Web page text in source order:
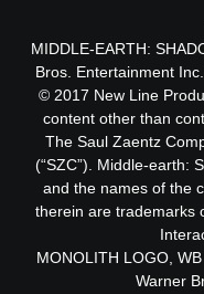
MIDDLE-EARTH:
Bros. Entertainment
© 2017 New Line
content other than
The Saul Zaentz
(“SZC”). Middle-earth:
and the names of the
therein are trademarks
MONOLITH LOGO,
Warner